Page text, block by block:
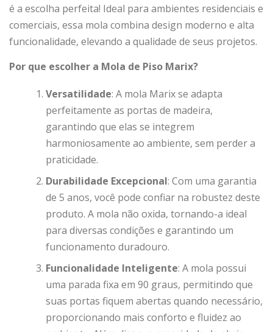
é a escolha perfeita! Ideal para ambientes residenciais e
comerciais, essa mola combina design moderno e alta
funcionalidade, elevando a qualidade de seus projetos.
Por que escolher a Mola de Piso Marix?
Versatilidade: A mola Marix se adapta
perfeitamente as portas de madeira,
garantindo que elas se integrem
harmoniosamente ao ambiente, sem perder a
praticidade.
Durabilidade Excepcional: Com uma garantia
de 5 anos, você pode confiar na robustez deste
produto. A mola não oxida, tornando-a ideal
para diversas condições e garantindo um
funcionamento duradouro.
Funcionalidade Inteligente: A mola possui
uma parada fixa em 90 graus, permitindo que
suas portas fiquem abertas quando necessário,
proporcionando mais conforto e fluidez ao